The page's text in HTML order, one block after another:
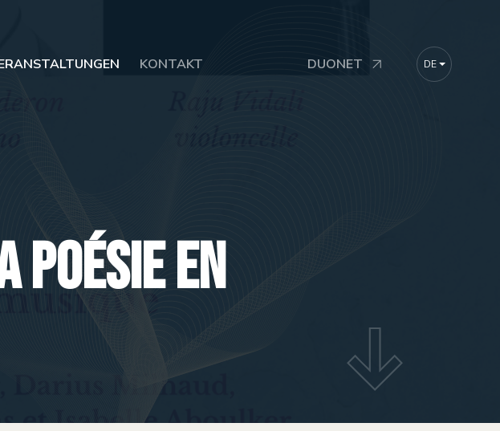
KONTAKT DUONET DE
poésie en